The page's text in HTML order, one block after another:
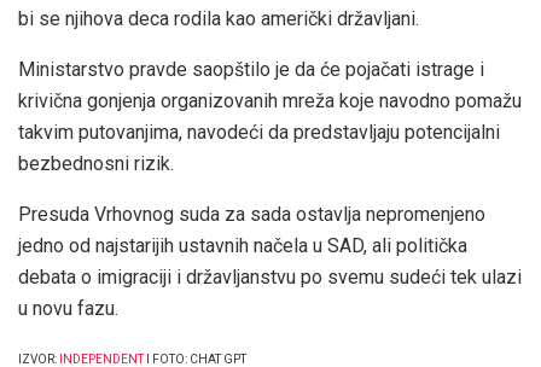
bi se njihova deca rodila kao američki državljani.
Ministarstvo pravde saopštilo je da će pojačati istrage i
krivična gonjenja organizovanih mreža koje navodno pomažu
takvim putovanjima, navodeći da predstavljaju potencijalni
bezbednosni rizik.
Presuda Vrhovnog suda za sada ostavlja nepromenjeno
jedno od najstarijih ustavnih načela u SAD, ali politička
debata o imigraciji i državljanstvu po svemu sudeći tek ulazi
u novu fazu.
IZVOR: INDEPENDENTI FOTO: CHAT GPT